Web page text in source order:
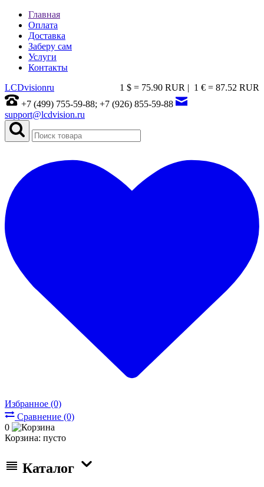
Главная
Оплата
Доставка
Заберу сам
Услуги
Контакты
1 € = 87.52 RUR
1 $ = 75.90 RUR |
LCDvisionru
+7 (499) 755-59-88; +7 (926) 855-59-88
support@lcdvision.ru
Избранное (0)
Сравнение (0)
0
Корзина: пусто
Каталог